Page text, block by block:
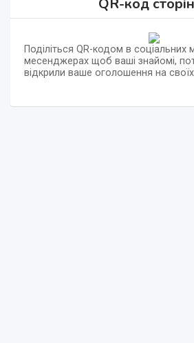
QR-код
Поділіться QR-кодом в соціальних
месенджерах щоб ваші знайомі,
відкрили ваше оголошення на